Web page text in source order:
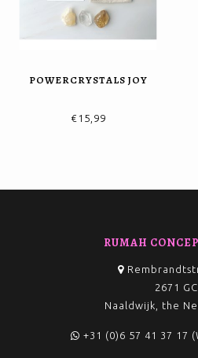
POWERCRYSTALS JOY
€15,99
RUMAH
2671 GC
Naaldwijk, the
+31 (0)6 57 41 37 17